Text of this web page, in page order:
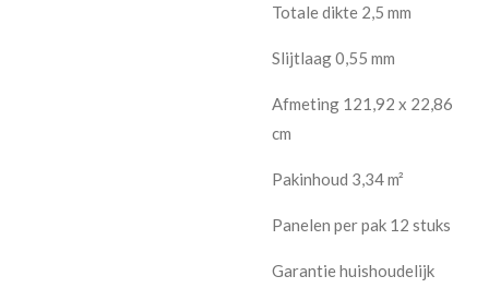
Totale dikte 2,5 mm
Slijtlaag 0,55 mm
Afmeting 121,92 x 22,86
cm
Pakinhoud 3,34 m²
Panelen per pak 12 stuks
Garantie huishoudelijk